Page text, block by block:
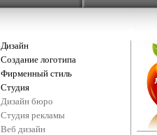
Дизайн
Создание логотипа
Фирменный стиль
Студия
Дизайн бюро
Студия рекламы
Веб дизайн